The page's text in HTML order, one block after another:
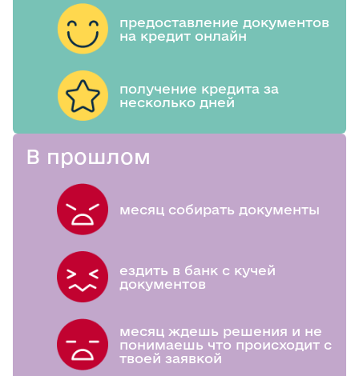
предоставление документов
на кредит онлайн
получение кредита за
несколько дней
В прошлом
месяц собирать документы
ездить в банк с кучей
документов
месяц ждешь решения и не
понимаешь что происходит с
твоей заявкой